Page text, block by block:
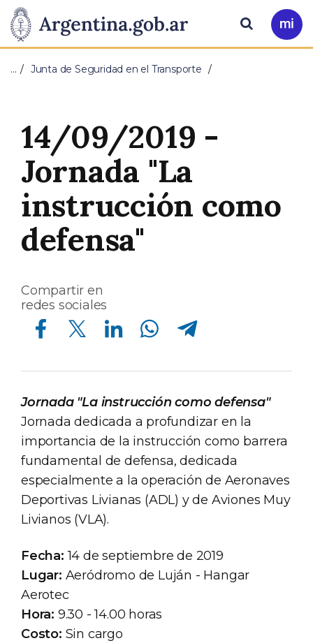
Presidencia
de
Nación
Pasar al contenido principal
Ir
a
Buscar
… Junta de Seguridad en el Transporte
14/09/2019 -
Jornada "La
instrucción como
defensa"
Compartir en
redes sociales
Compartir en Facebook Compartir en Twitter Compartir en Linkedin Compartir en Whatsapp Compartir en Telegram
Jornada "La instrucción como defensa"
Jornada dedicada a profundizar en la
importancia de la instrucción como barrera
fundamental de defensa, dedicada
especialmente a la operación de Aeronaves
Deportivas Livianas (ADL) y de Aviones Muy
Livianos (VLA).
Fecha: 14 de septiembre de 2019
Lugar: Aeródromo de Luján - Hangar
Aerotec
Hora: 9.30 - 14.00 horas
Costo: Sin cargo